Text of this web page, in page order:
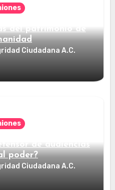
del patrimonio de
Ciudadana A.C.
de audiencias
poder?
Ciudadana A.C.